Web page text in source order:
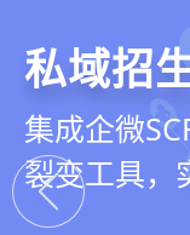
教培行
以学员为中
教学到复购
引擎
智能销
线索自动分
化分析，打
精细化
360°学员画
能续费预警
私域招
集成企微
裂变工具，